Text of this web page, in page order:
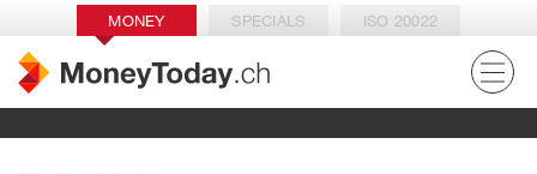
MONEY SPECIALS ISO 20022